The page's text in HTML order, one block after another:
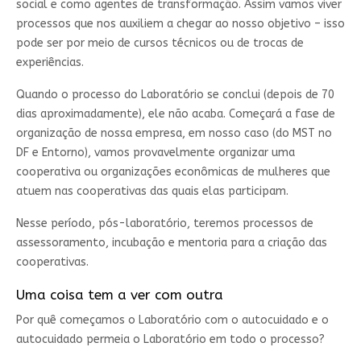
social e como agentes de transformação. Assim vamos viver
processos que nos auxiliem a chegar ao nosso objetivo – isso
pode ser por meio de cursos técnicos ou de trocas de
experiências.
Quando o processo do Laboratório se conclui (depois de 70
dias aproximadamente), ele não acaba. Começará a fase de
organização de nossa empresa, em nosso caso (do MST no
DF e Entorno), vamos provavelmente organizar uma
cooperativa ou organizações econômicas de mulheres que
atuem nas cooperativas das quais elas participam.
Nesse período, pós-laboratório, teremos processos de
assessoramento, incubação e mentoria para a criação das
cooperativas.
Uma coisa tem a ver com outra
Por quê começamos o Laboratório com o autocuidado e o
autocuidado permeia o Laboratório em todo o processo?